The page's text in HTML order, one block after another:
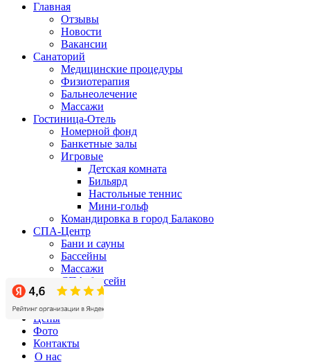
Главная
Отзывы
Новости
Вакансии
Санаторий
Медицинские процедуры
Физиотерапия
Бальнеолечение
Массажи
Гостиница-Отель
Номерной фонд
Банкетные залы
Игровые
Детская комната
Бильярд
Настольные теннис
Мини-гольф
Командировка в город Балаково
СПА-Центр
Бани и сауны
Бассейны
Массажи
СПА-бассейн
Бизнес-центр
Акции
Цены
Фото
Контакты
О нас